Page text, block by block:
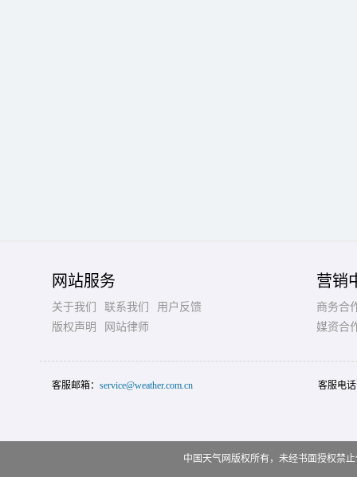
网站服务
关于我们 联系我们
用户反馈
版权声明
网站律师
营销
商务合
媒资合
客服邮箱： service@weather.com.cn 客服电
中国天气网版权所有，未经书面授权